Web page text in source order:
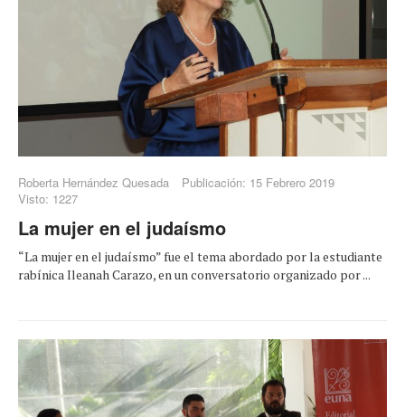
Roberta Hernández Quesada
Publicación: 15 Febrero 2019
Visto: 1227
La mujer en el judaísmo
“La mujer en el judaísmo” fue el tema abordado por la estudiante
rabínica Ileanah Carazo, en un conversatorio organizado por ...